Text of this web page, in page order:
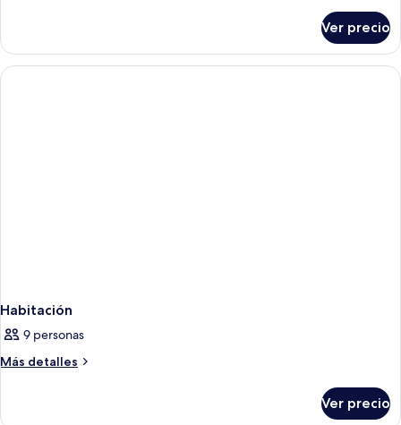
la
alberca
Prestigio,
vista
a
Ver precio
Habitación
9 personas
Más detalles
Más
Ver precio